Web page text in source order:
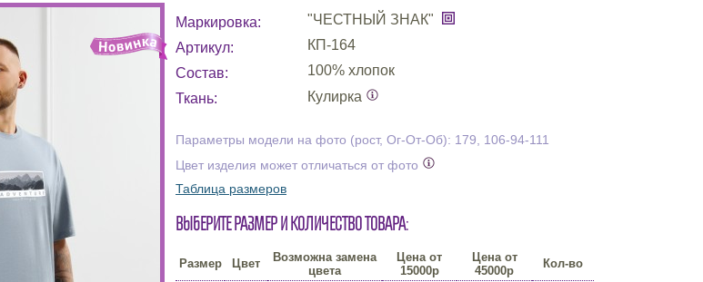
Маркировка:
"ЧЕСТНЫЙ ЗНАК"
Артикул:
КП-164
Состав:
100% хлопок
Ткань:
Кулирка
Параметры модели на фото (рост, Ог-От-Об): 179, 106-94-111
Цвет изделия может отличаться от фото
Таблица размеров
Выберите размер и количество товара:
Размер Цвет
Возможна замена
цвета
Цена от
15000р
Цена от
45000р
Кол-во